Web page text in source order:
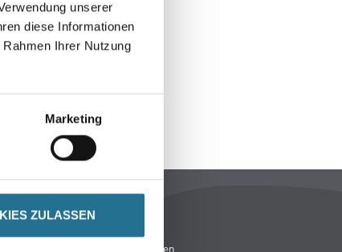
unserer
diese Informationen
Ihrer Nutzung
Marketing
ZULASSEN
SPEZIFIKATIONEN